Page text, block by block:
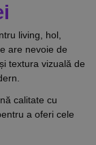
living, hol,
are nevoie de
textura vizuală de
calitate cu
a oferi cele